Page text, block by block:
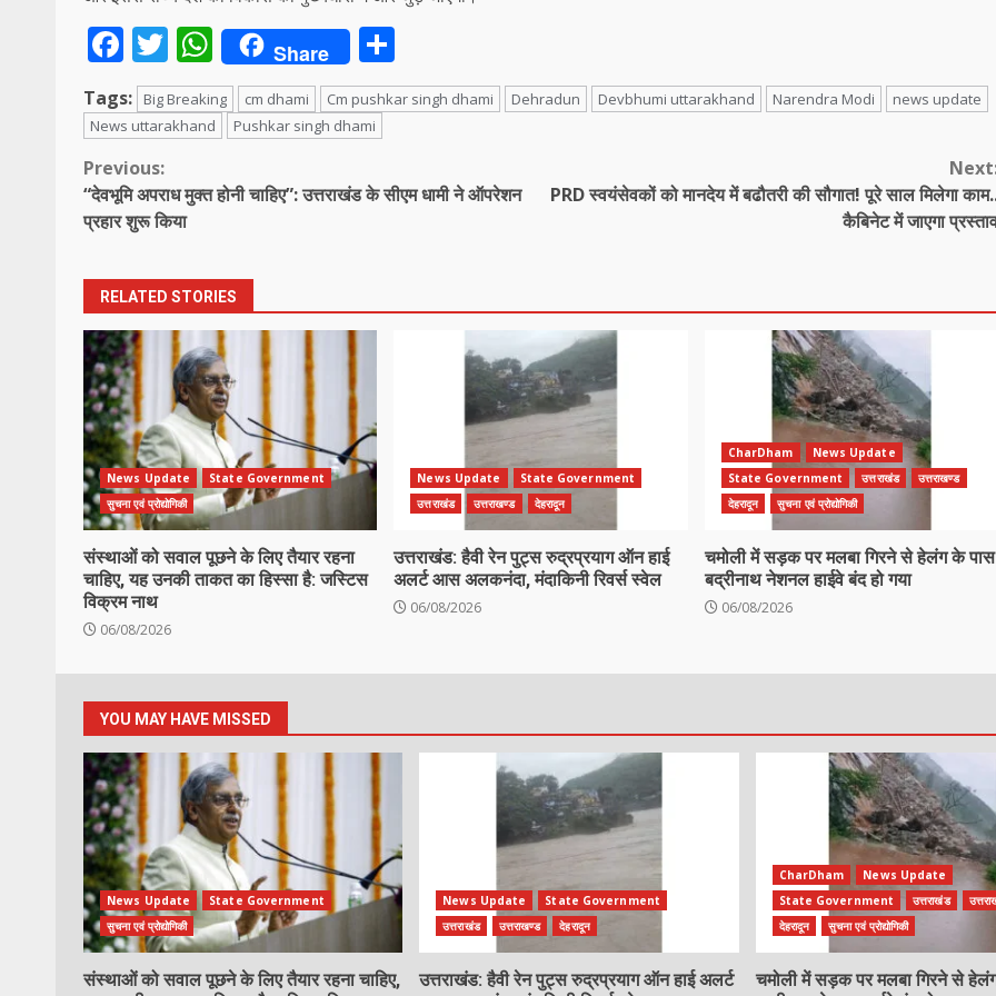
Facebook
Twitter
WhatsApp
Share
Tags: Big Breaking cm dhami Cm pushkar singh dhami Dehradun Devbhumi uttarakhand Narendra Modi
news update
News uttarakhand
Pushkar singh dhami
Continue
Reading
Previous:
“देवभूमि अपराध मुक्त होनी चाहिए”: उत्तराखंड के सीएम धामी ने ऑपरेशन
प्रहार शुरू किया
PRD स्वयंसेवकों को मानदेय में बढौतरी की सौगात! पूरे साल मिलेगा
कैबिनेट में जाएगा
RELATED STORIES
News Update
State Government
सुचना एवं प्रोद्योगिकी
संस्थाओं को सवाल पूछने के लिए तैयार रहना
चाहिए, यह उनकी ताकत का हिस्सा है: जस्टिस
विक्रम नाथ
06/08/2026
News Update
State Government
उत्तराखंड
उत्तराखण्ड देहरादून
उत्तराखंड: हैवी रेन पुट्स रुद्रप्रयाग ऑन हाई
अलर्ट आस अलकनंदा, मंदाकिनी रिवर्स स्वेल
06/08/2026
CharDham
News Update
State Government
उत्तराखंड
उत्तराखण्ड
देहरादून
सुचना एवं प्रोद्योगिकी
चमोली में सड़क पर मलबा गिरने से हेलंग के पास
बद्रीनाथ नेशनल हाईवे बंद हो गया
06/08/2026
YOU MAY HAVE MISSED
News Update
State Government
सुचना एवं प्रोद्योगिकी
संस्थाओं को सवाल पूछने के लिए तैयार रहना चाहिए,
News Update
State Government
उत्तराखंड
उत्तराखण्ड देहरादून
उत्तराखंड: हैवी रेन पुट्स रुद्रप्रयाग ऑन हाई अलर्ट
CharDham
News Update
State Government
उत्तराखंड
देहरादून
सुचना एवं प्रोद्योगिकी
चमोली में सड़क पर मलबा गिरने से